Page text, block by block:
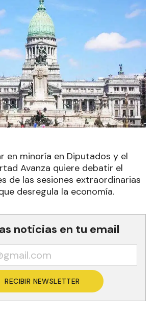
en minoría en Diputados y el
Avanza quiere debatir el
de las sesiones extraordinarias
desregula la economía.
noticias en tu email
RECIBIR NEWSLETTER